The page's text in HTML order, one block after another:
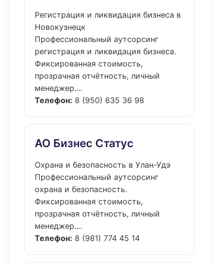
Регистрация и ликвидация бизнеса в
Новокузнецк
Профессиональный аутсорсинг
регистрация и ликвидация бизнеса.
Фиксированная стоимость,
прозрачная отчётность, личный
менеджер....
Телефон: 8 (950) 635 36 98
АО Бизнес Статус
Охрана и безопасность в Улан-Удэ
Профессиональный аутсорсинг
охрана и безопасность.
Фиксированная стоимость,
прозрачная отчётность, личный
менеджер....
Телефон: 8 (981) 774 45 14